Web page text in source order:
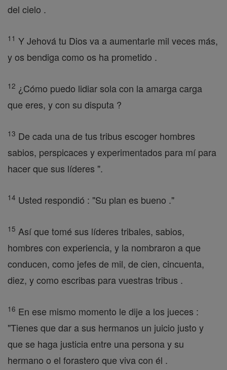
del cielo .
11 Y Jehová tu Dios va a aumentarle mil veces más,
y os bendiga como os ha prometido .
12 ¿Cómo puedo lidiar sola con la amarga carga
que eres, y con su disputa ?
13 De cada una de tus tribus escoger hombres
sabios, perspicaces y experimentados para mí para
hacer que sus líderes ".
14 Usted respondió : "Su plan es bueno ."
15 Así que tomé sus líderes tribales, sabios,
hombres con experiencia, y la nombraron a que
conducen, como jefes de mil, de cien, cincuenta,
diez, y como escribas para vuestras tribus .
16 En ese mismo momento le dije a los jueces :
"Tienes que dar a sus hermanos un juicio justo y
que se haga justicia entre una persona y su
hermano o el forastero que viva con él .